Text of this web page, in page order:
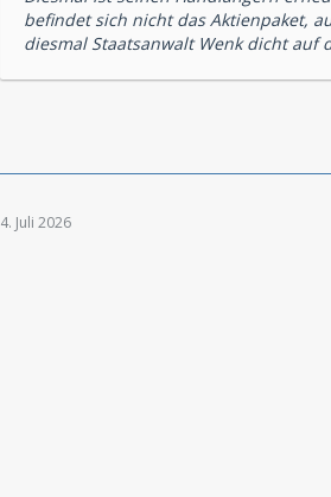
befindet sich nicht das Aktienpaket,
diesmal Staatsanwalt Wenk dicht auf
4. Juli 2026